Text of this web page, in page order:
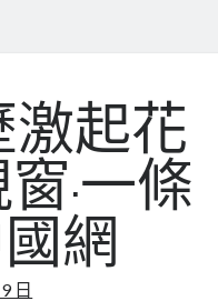
激起花
·一條
網
日